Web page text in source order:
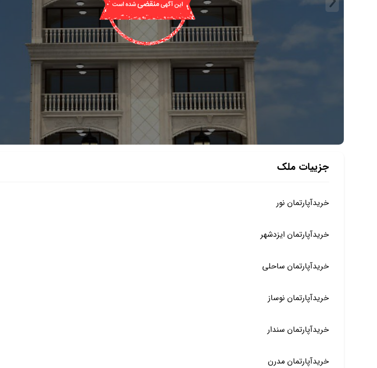
جزییات ملک
خریدآپارتمان نور
خریدآپارتمان ایزدشهر
خریدآپارتمان ساحلی
خریدآپارتمان نوساز
خریدآپارتمان سندار
خریدآپارتمان مدرن